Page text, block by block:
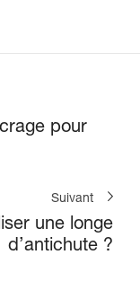
pour
Suivant
une longe
d’antichute ?